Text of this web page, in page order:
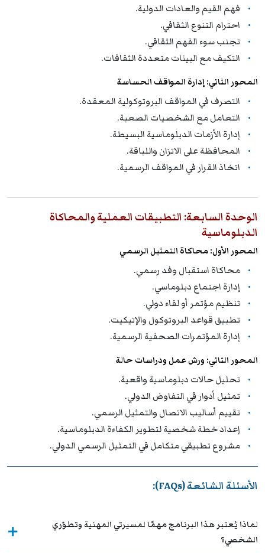
فهم القيم والعادات الدولية.
احترام التنوع الثقافي.
تجنب سوء الفهم الثقافي.
التكيف مع البيئات متعددة الثقافات.
المحور الثاني: إدارة المواقف الحساسة
التصرف في المواقف البروتوكولية المعقدة.
التعامل مع الشخصيات الصعبة.
إدارة الأزمات الدبلوماسية البسيطة.
المحافظة على الاتزان واللباقة.
اتخاذ القرار في المواقف الرسمية.
الوحدة السابعة: التطبيقات العملية والمحاكاة
الدبلوماسية
المحور الأول: محاكاة التمثيل الرسمي
محاكاة استقبال وفد رسمي.
إدارة اجتماع دبلوماسي.
تنظيم مؤتمر أو لقاء دولي.
تطبيق قواعد البروتوكول والإتيكيت.
إدارة المؤتمرات الصحفية الرسمية.
المحور الثاني: ورش عمل ودراسات حالة
تحليل حالات دبلوماسية واقعية.
تمثيل أدوار في التفاوض الدولي.
تقييم أساليب الاتصال والتمثيل الرسمي.
إعداد خطة شخصية لتطوير الكفاءة الدبلوماسية.
مشروع تطبيقي متكامل في التمثيل الرسمي الدولي.
الأسئلة الشائعة (FAQs):
لماذا يُعتبر هذا البرنامج مهمًا لمسيرتي المهنية وتطوّري
الشخصي؟